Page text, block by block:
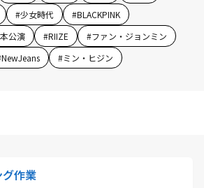
#少女時代 #BLACKPINK
公演 #RIIZE #ファン・ジョンミン
NewJeans #ミン・ヒジン
作業